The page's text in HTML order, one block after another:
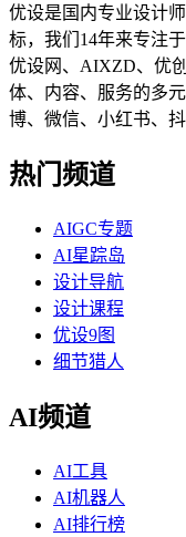
优设是国内专业设计
标，我们14年来专注
优设网、AIXZD、优
体、内容、服务的多
博、微信、小红书、
热门频道
AIGC专题
AI星踪岛
设计导航
设计课程
优设9图
细节猎人
AI频道
AI工具
AI机器人
AI排行榜